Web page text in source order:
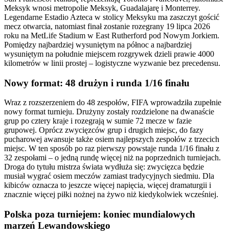
Meksyk wnosi metropolie Meksyk, Guadalajarę i Monterrey.
Legendarne Estadio Azteca w stolicy Meksyku ma zaszczyt gościć
mecz otwarcia, natomiast finał zostanie rozegrany 19 lipca 2026
roku na MetLife Stadium w East Rutherford pod Nowym Jorkiem.
Pomiędzy najbardziej wysuniętym na północ a najbardziej
wysuniętym na południe miejscem rozgrywek dzieli prawie 4000
kilometrów w linii prostej – logistyczne wyzwanie bez precedensu.
Nowy format: 48 drużyn i runda 1/16 finału
Wraz z rozszerzeniem do 48 zespołów, FIFA wprowadziła zupełnie
nowy format turnieju. Drużyny zostały rozdzielone na dwanaście
grup po cztery kraje i rozegrają w sumie 72 mecze w fazie
grupowej. Oprócz zwycięzców grup i drugich miejsc, do fazy
pucharowej awansuje także osiem najlepszych zespołów z trzecich
miejsc. W ten sposób po raz pierwszy powstaje runda 1/16 finału z
32 zespołami – o jedną rundę więcej niż na poprzednich turniejach.
Droga do tytułu mistrza świata wydłuża się: zwycięzca będzie
musiał wygrać osiem meczów zamiast tradycyjnych siedmiu. Dla
kibiców oznacza to jeszcze więcej napięcia, więcej dramaturgii i
znacznie więcej piłki nożnej na żywo niż kiedykolwiek wcześniej.
Polska poza turniejem: koniec mundialowych
marzeń Lewandowskiego